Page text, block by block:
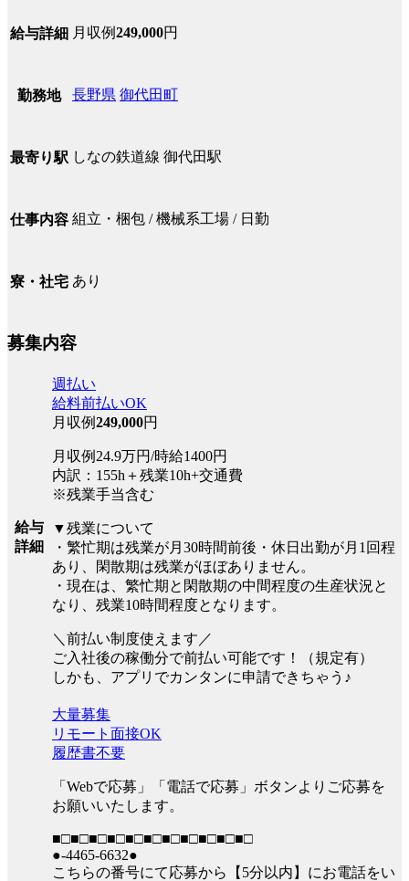
給与詳細 月収例249,000円
勤務地 長野県 御代田町
最寄り駅 しなの鉄道線 御代田駅
仕事内容 組立・梱包 / 機械系工場 / 日勤
寮・社宅 あり
募集内容
給与
詳細
週払い
給料前払いOK
月収例249,000円
月収例24.9万円/時給1400円
内訳：155h＋残業10h+交通費
※残業手当含む
▼残業について
・繁忙期は残業が月30時間前後・休日出勤が月1回程
あり、閑散期は残業がほぼありません。
・現在は、繁忙期と閑散期の中間程度の生産状況と
なり、残業10時間程度となります。
＼前払い制度使えます／
ご入社後の稼働分で前払い可能です！（規定有）
しかも、アプリでカンタンに申請できちゃう♪
大量募集
リモート面接OK
履歴書不要
「Webで応募」「電話で応募」ボタンよりご応募を
お願いいたします。
■□■□■□■□■□■□■□■□■□■□■□
●-4465-6632●
こちらの番号にて応募から【5分以内】にお電話をい